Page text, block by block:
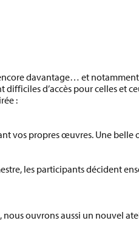
davantage… et
difficiles d’accès pour celles et
:
propres œuvres. Une belle
les participants décident
nous ouvrons aussi un nouvel